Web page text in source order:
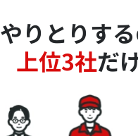
やりとりす
上位3社だ